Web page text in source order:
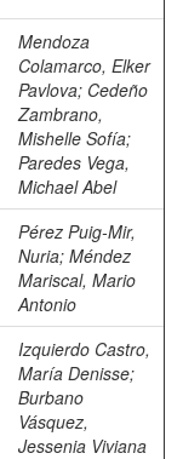
Mendoza
Colamarco, Elker
Pavlova; Cedeño
Zambrano,
Mishelle Sofía;
Paredes Vega,
Michael Abel
Pérez Puig-Mir,
Nuria; Méndez
Mariscal, Mario
Antonio
Izquierdo Castro,
María Denisse;
Burbano
Vásquez,
Jessenia Viviana